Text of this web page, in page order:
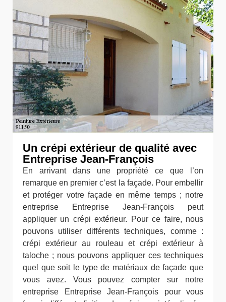
Un crépi extérieur de qualité avec
Entreprise Jean-François
En arrivant dans une propriété ce que l’on
remarque en premier c’est la façade. Pour embellir
et protéger votre façade en même temps ; notre
entreprise Entreprise Jean-François peut
appliquer un crépi extérieur. Pour ce faire, nous
pouvons utiliser différents techniques, comme :
crépi extérieur au rouleau et crépi extérieur à
taloche ; nous pouvons appliquer ces techniques
quel que soit le type de matériaux de façade que
vous avez. Vous pouvez compter sur notre
entreprise Entreprise Jean-François pour vous